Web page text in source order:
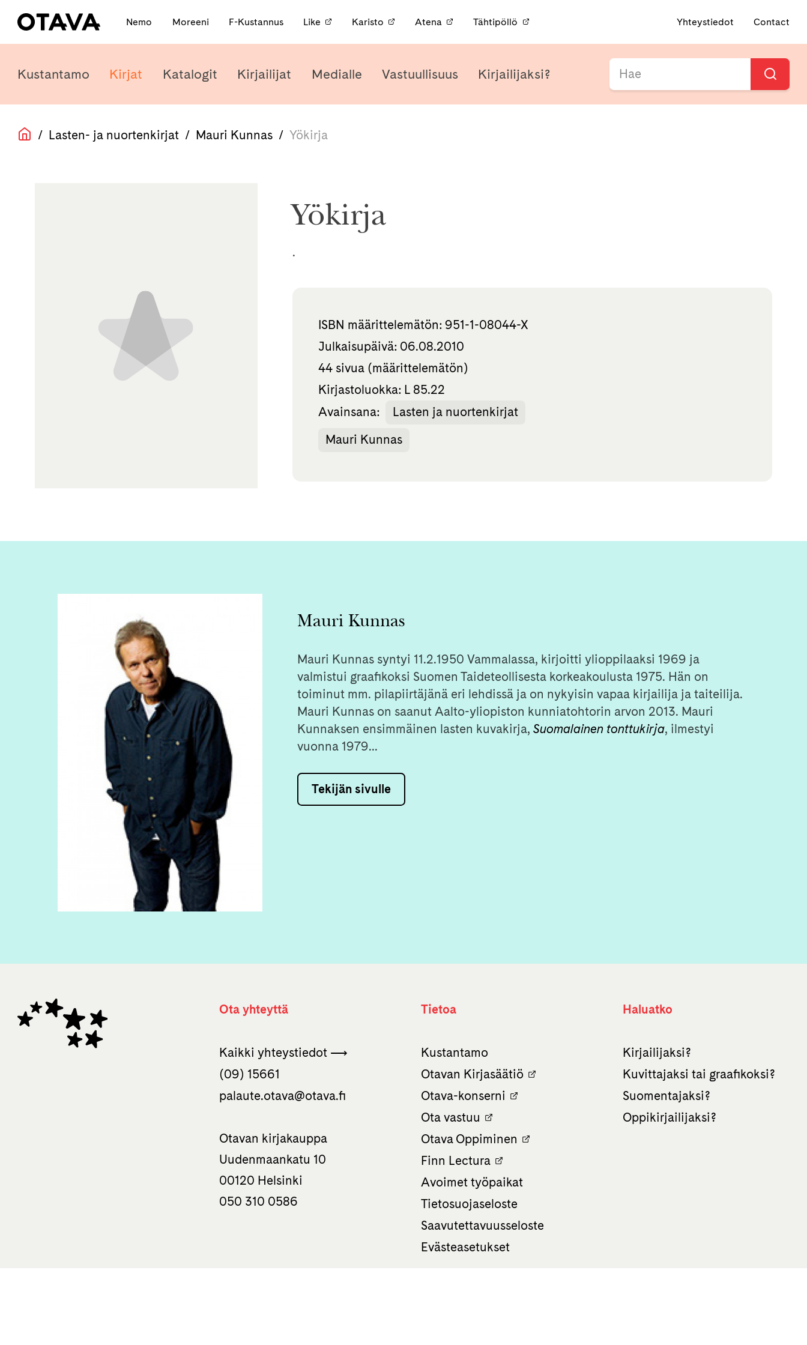
Nemo Moreeni F-Kustannus Like Karisto Atena Tähtipöllö Yhteystiedot Contact
Kustantamo Kirjat Katalogit Kirjailijat Medialle Vastuullisuus Kirjailijaksi?
/ Lasten- ja nuortenkirjat / Mauri Kunnas /Yökirja
Yökirja
.
ISBN määrittelemätön: 951-1-08044-X
Julkaisupäivä: 06.08.2010
44 sivua (määrittelemätön)
Kirjastoluokka: L 85.22
Avainsana:
Lasten ja nuortenkirjat
Mauri Kunnas
Mauri Kunnas
Mauri Kunnas syntyi 11.2.1950 Vammalassa, kirjoitti ylioppilaaksi 1969 ja
valmistui graafikoksi Suomen Taideteollisesta korkeakoulusta 1975. Hän on
toiminut mm. pilapiirtäjänä eri lehdissä ja on nykyisin vapaa kirjailija ja taiteilija.
Mauri Kunnas on saanut Aalto-yliopiston kunniatohtorin arvon 2013. Mauri
Kunnaksen ensimmäinen lasten kuvakirja,Suomalainen tonttukirja, ilmestyi
vuonna 1979...
Tekijän sivulle
Ota yhteyttä
Kaikki yhteystiedot ⟶
(09) 15661
palaute.otava­@otava.fi
Otavan kirjakauppa
Uudenmaankatu 10
00120 Helsinki
050 310 0586
Tietoa
Kustantamo
Otavan Kirjasäätiö
Otava-konserni
Ota vastuu
Otava Oppiminen
Finn Lectura
Avoimet työpaikat
Tietosuojaseloste
Saavutettavuusseloste
Evästeasetukset
Haluatko
Kirjailijaksi?
Kuvittajaksi tai graafikoksi?
Suomentajaksi?
Oppikirjailijaksi?